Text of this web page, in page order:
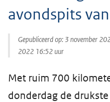
avondspits
Gepubliceerd op: 3 november
2022 16:52 uur
Met ruim 700
donderdag de